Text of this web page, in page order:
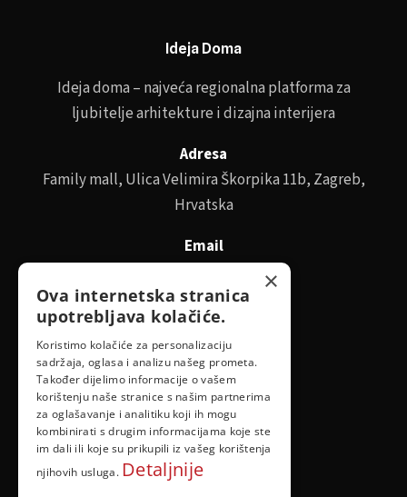
Ideja Doma
Ideja doma – najveća regionalna platforma za
ljubitelje arhitekture i dizajna interijera
Adresa
Family mall, Ulica Velimira Škorpika 11b, Zagreb,
Hrvatska
Email
id@idejadoma.com
Izbornik
O nama
Pravila privatnosti
×
Ova internetska stranica
upotrebljava kolačiće.
Koristimo kolačiće za personalizaciju
sadržaja, oglasa i analizu našeg prometa.
Također dijelimo informacije o vašem
korištenju naše stranice s našim partnerima
za oglašavanje i analitiku koji ih mogu
kombinirati s drugim informacijama koje ste
im dali ili koje su prikupili iz vašeg korištenja
njihovih usluga. Detaljnije